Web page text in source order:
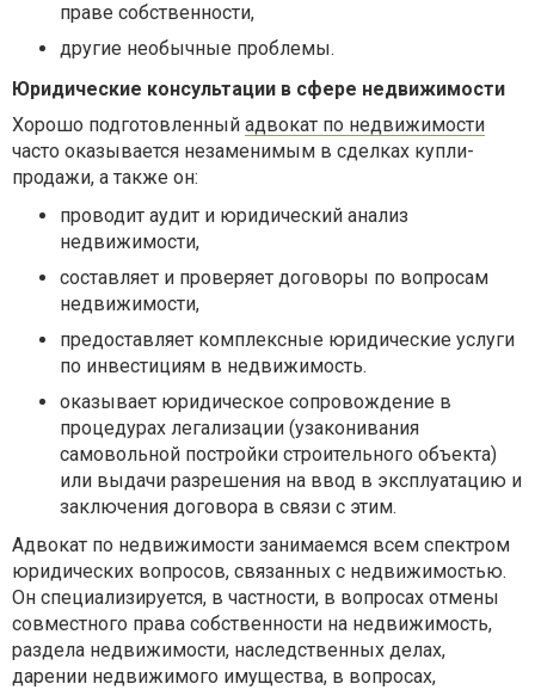
праве собственности,
другие необычные проблемы.
Юридические консультации в сфере недвижимости
Хорошо подготовленный адвокат по недвижимости
часто оказывается незаменимым в сделках купли-
продажи, а также он:
проводит аудит и юридический анализ
недвижимости,
составляет и проверяет договоры по вопросам
недвижимости,
предоставляет комплексные юридические услуги
по инвестициям в недвижимость.
оказывает юридическое сопровождение в
процедурах легализации (узаконивания
самовольной постройки строительного объекта)
или выдачи разрешения на ввод в эксплуатацию и
заключения договора в связи с этим.
Адвокат по недвижимости занимаемся всем спектром
юридических вопросов, связанных с недвижимостью.
Он специализируется, в частности, в вопросах отмены
совместного права собственности на недвижимость,
раздела недвижимости, наследственных делах,
дарении недвижимого имущества, в вопросах,